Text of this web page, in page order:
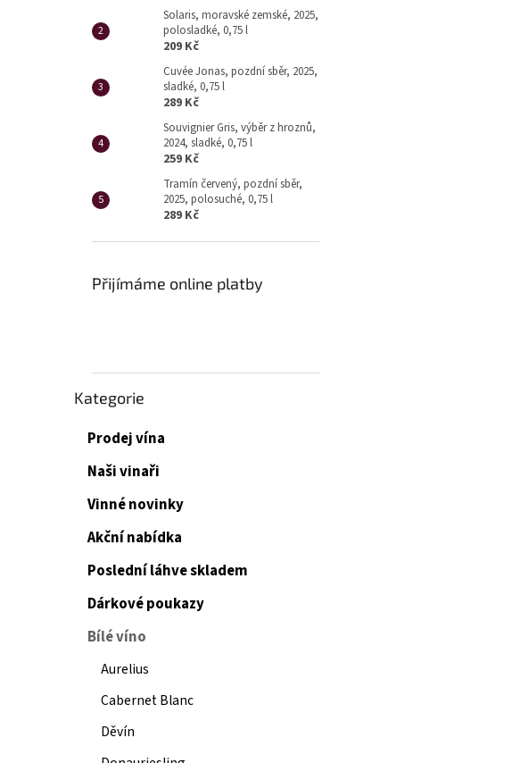
Solaris, moravské zemské, 2025,
polosladké, 0,75 l
209 Kč
Cuvée Jonas, pozdní sběr, 2025,
sladké, 0,75 l
289 Kč
Souvignier Gris, výběr z hroznů,
2024, sladké, 0,75 l
259 Kč
Tramín červený, pozdní sběr,
2025, polosuché, 0,75 l
289 Kč
Přijímáme online platby
Přeskočit
kategorie
Kategorie
Prodej vína
Naši vinaři
Vinné novinky
Akční nabídka
Poslední láhve skladem
Dárkové poukazy
Bílé víno
Aurelius
Cabernet Blanc
Děvín